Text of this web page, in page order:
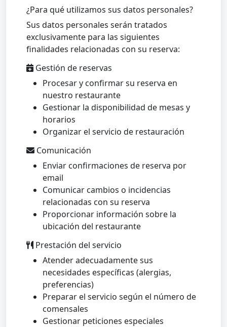
¿Para qué utilizamos sus datos personales?
Sus datos personales serán tratados
exclusivamente para las siguientes
finalidades relacionadas con su reserva:
Gestión de reservas
Procesar y confirmar su reserva en
nuestro restaurante
Gestionar la disponibilidad de mesas y
horarios
Organizar el servicio de restauración
Comunicación
Enviar confirmaciones de reserva por
email
Comunicar cambios o incidencias
relacionadas con su reserva
Proporcionar información sobre la
ubicación del restaurante
Prestación del servicio
Atender adecuadamente sus
necesidades específicas (alergias,
preferencias)
Preparar el servicio según el número de
comensales
Gestionar peticiones especiales